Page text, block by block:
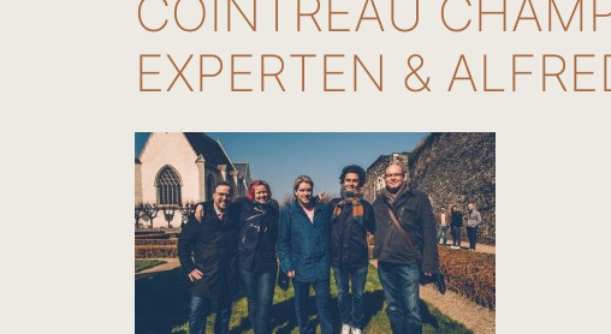
COINTREAU
EXPERTEN &